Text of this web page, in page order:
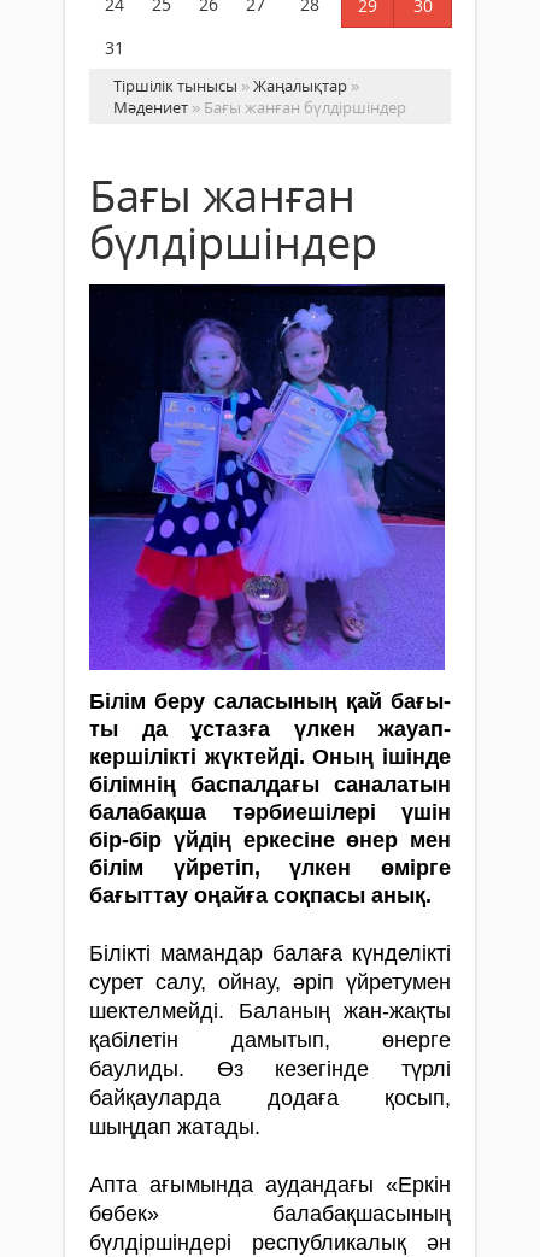
29
30
31
Тіршілік тынысы »Жаңалықтар »
Мәдениет » Бағы жанған бүлдіршіндер
Бағы жанған
бүлдіршіндер
Білім беру саласының қай бағы­
ты да ұстазға үлкен жауап­
кершілікті жүктейді. Оның ішінде
білімнің баспалдағы саналатын
балабақша тәрбиешілері үшін
бір-бір үйдің еркесіне өнер мен
білім үйретіп, үлкен өмірге
бағыттау оңайға соқпасы анық.
Білікті мамандар балаға күнделікті
сурет салу, ойнау, әріп үйретумен
шектелмейді. Баланың жан-жақты
қабілетін дамытып, өнерге
баулиды. Өз ке­зегінде түрлі
байқауларда додаға қосып,
шыңдап жатады.
Апта ағымында аудандағы «Еркін
бөбек» бала­бақшасының
бүлдіршіндері республикалық ән